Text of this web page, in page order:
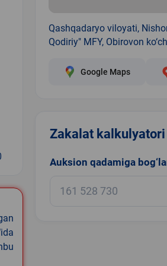
Qashqadaryo viloyati,
Qodiriy" MFY, Obirovon
Google Maps
Zakalat kalkulyatori
Auksion qadamiga